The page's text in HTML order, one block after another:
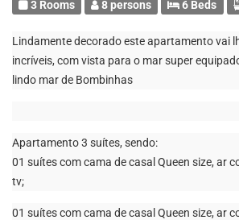
3 Rooms 8 persons 6 Beds
Lindamente decorado este apartamento vai
incríveis, com vista para o mar super
lindo mar de Bombinhas
Apartamento 3 suítes, sendo:
01 suítes com cama de casal Queen size, ar
tv;
01 suítes com cama de casal Queen size, ar